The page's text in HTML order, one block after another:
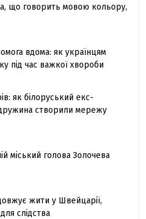
що говорить мовою кольору,
вдома: як українцям
під час важкої хвороби
як білоруський екс-
створили мережу
міський голова Золочева
жити у Швейцарії,
слідства